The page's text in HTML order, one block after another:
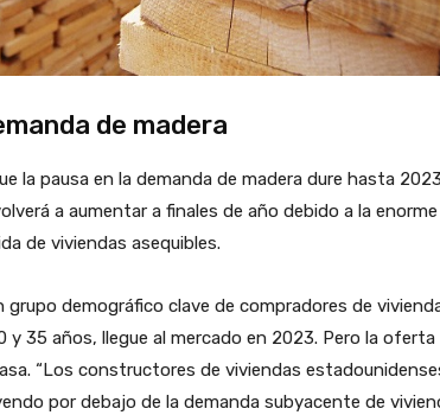
de madera
la pausa en la demanda de madera dure hasta
a aumentar a finales de año debido a la enorme
de viviendas asequibles.
grupo demográfico clave de compradores de
y 35 años, llegue al mercado en 2023. Pero la oferta
“Los constructores de viviendas
por debajo de la demanda subyacente de